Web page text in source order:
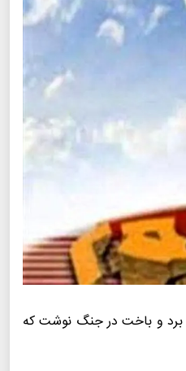
برد و باخت در جنگ نوشت که